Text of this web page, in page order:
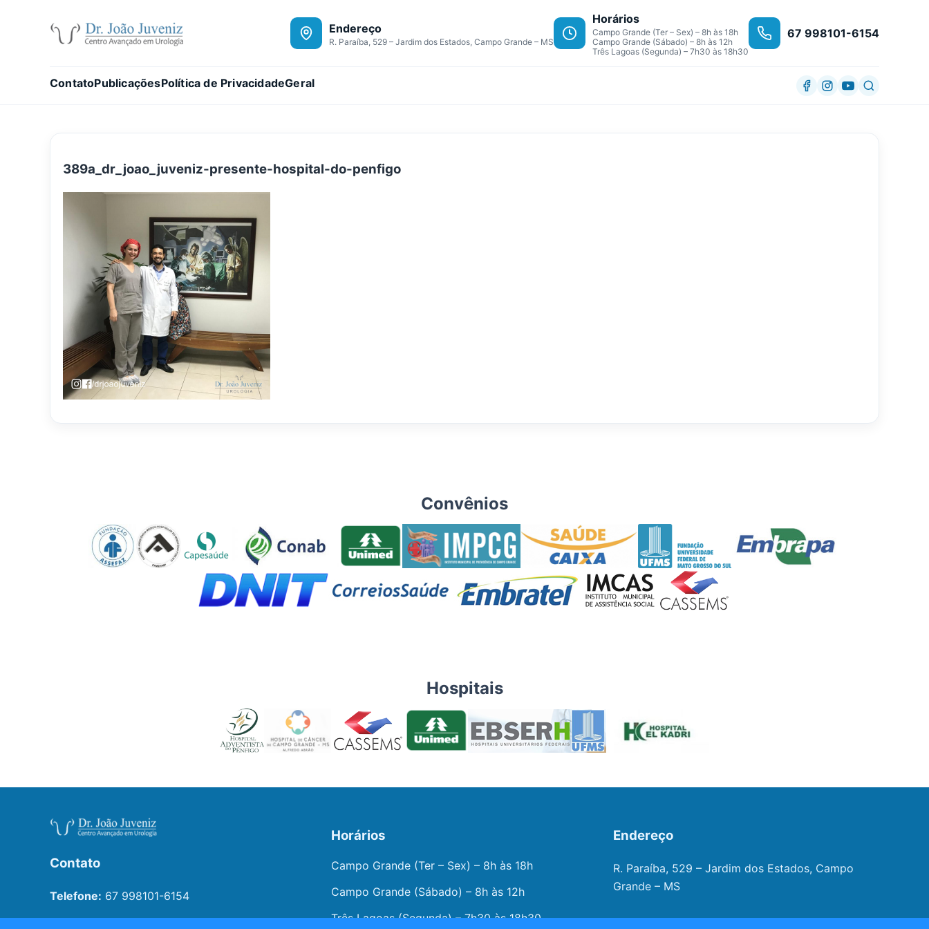
Endereço
R. Paraíba, 529 – Jardim dos Estados, Campo Grande – MS
Horários
Campo Grande (Ter – Sex) – 8h às 18h
Campo Grande (Sábado) – 8h às 12h
Três Lagoas (Segunda) – 7h30 às 18h30
67 998101-6154
ContatoPublicaçõesPolítica de PrivacidadeGeral
389a_dr_joao_juveniz-presente-hospital-do-penfigo
Convênios
Hospitais
Contato
Telefone: 67 998101-6154
Horários
Campo Grande (Ter – Sex) – 8h às 18h
Campo Grande (Sábado) – 8h às 12h
Três Lagoas (Segunda) – 7h30 às 18h30
Endereço
R. Paraíba, 529 – Jardim dos Estados, Campo
Grande – MS